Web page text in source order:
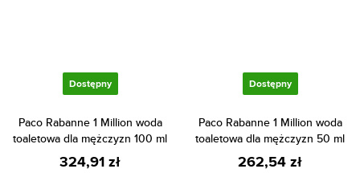
Dostępny
Paco Rabanne 1 Million woda
toaletowa dla mężczyzn 100 ml
324,91 zł
Dostępny
Paco Rabanne 1 Million woda
toaletowa dla mężczyzn 50 ml
262,54 zł